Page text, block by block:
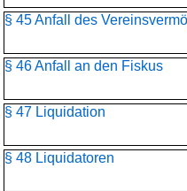
§ 45 Anfall des
§ 46 Anfall an den Fiskus
§ 47 Liquidation
§ 48 Liquidatoren